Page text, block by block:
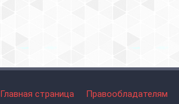
Главная страница Правообладателям